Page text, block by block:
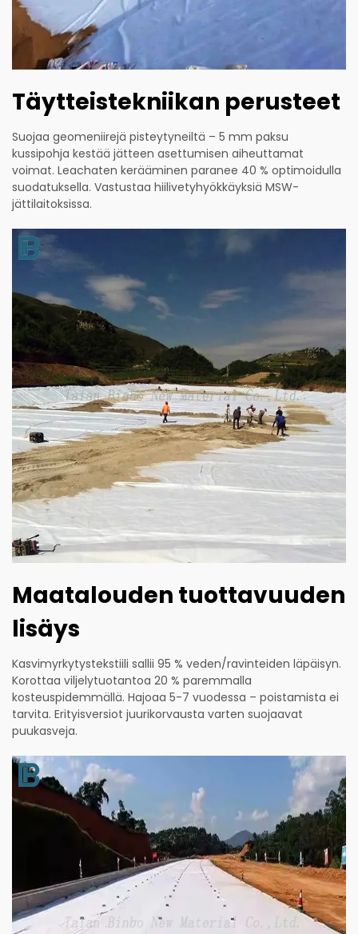
Täytteistekniikan perusteet
Suojaa geomeniirejä pisteytyneiltä – 5 mm paksu
kussipohja kestää jätteen asettumisen aiheuttamat
voimat. Leachaten kerääminen paranee 40 % optimoidulla
suodatuksella. Vastustaa hiilivetyhyökkäyksiä MSW-
jättilaitoksissa.
Maatalouden tuottavuuden
lisäys
Kasvimyrkytystekstiili sallii 95 % veden/ravinteiden läpäisyn.
Korottaa viljelytuotantoa 20 % paremmalla
kosteuspidemmällä. Hajoaa 5-7 vuodessa – poistamista ei
tarvita. Erityisversiot juurikorvausta varten suojaavat
puukasveja.